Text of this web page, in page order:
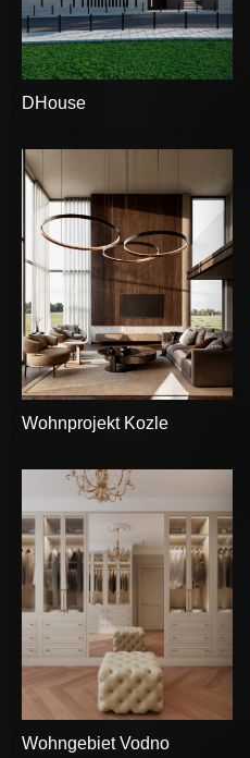
DHouse
Wohnprojekt Kozle
Wohngebiet Vodno